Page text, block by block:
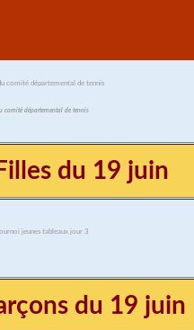
comité départemental de tennis
du 19 juin
du 19 juin